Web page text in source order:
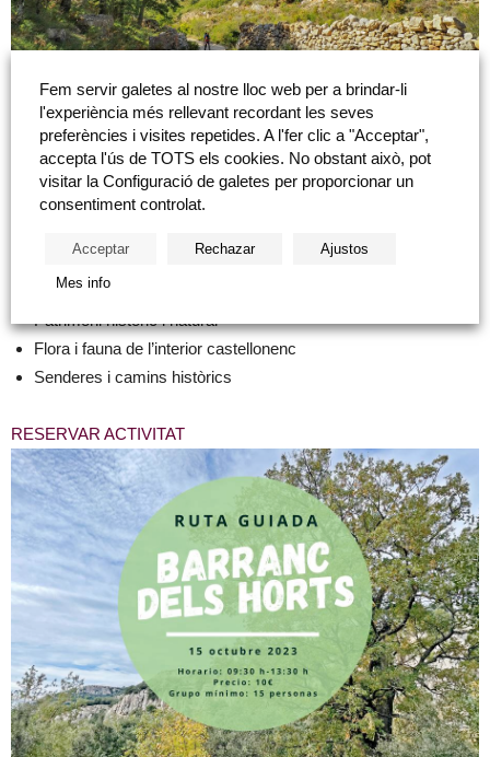
En aquesta activitat descobrirem…
Exemplars d’arbres monumentals
Paratges d’especial valor ecològic
Patrimoni històric i natural
Flora i fauna de l’interior castellonenc
Senderes i camins històrics
RESERVAR ACTIVITAT
Fem servir galetes al nostre lloc web per a brindar-li
l'experiència més rellevant recordant les seves
preferències i visites repetides. A l'fer clic a "Acceptar",
accepta l'ús de TOTS els cookies. No obstant això, pot
visitar la Configuració de galetes per proporcionar un
consentiment controlat.
Acceptar Rechazar Ajustos
Mes info